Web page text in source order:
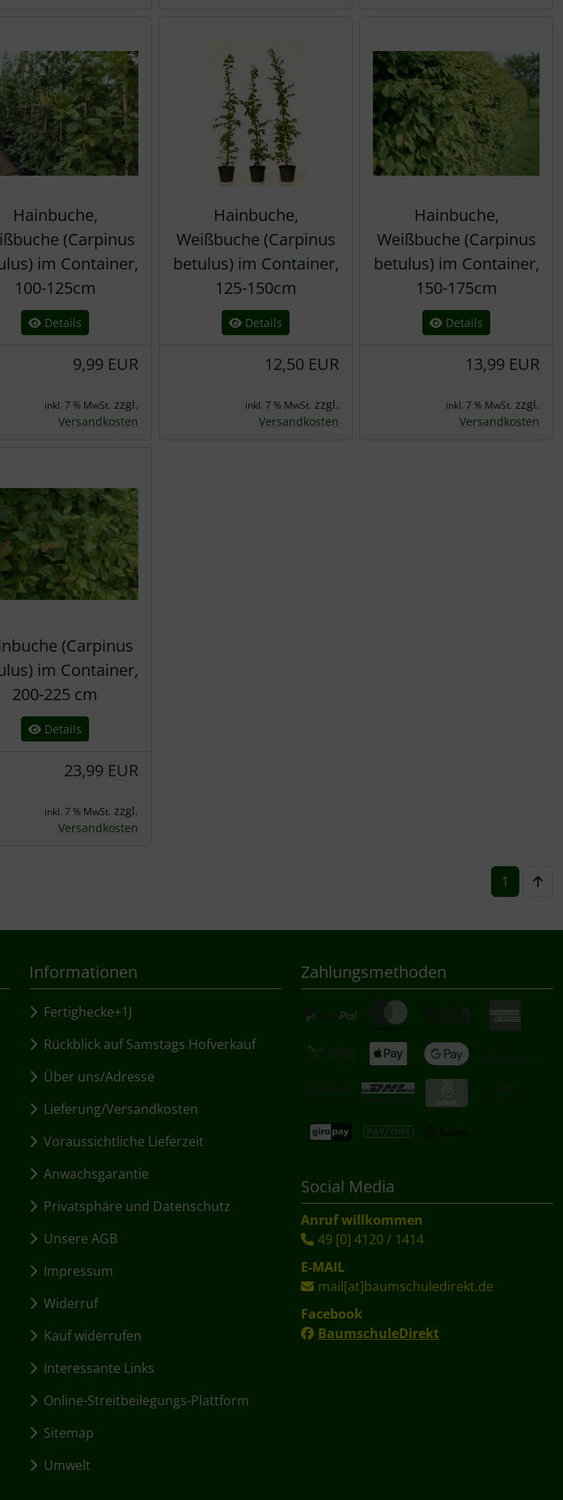
Hainbuche,
(Carpinus
im Container,
100-125cm
Details
9,99 EUR
inkl. 7 % MwSt. zzgl.
Versandkosten
Hainbuche,
Weißbuche (Carpinus
betulus) im Container,
125-150cm
Details
12,50 EUR
inkl. 7 % MwSt. zzgl.
Versandkosten
Hainbuche,
Weißbuche (Carpinus
betulus) im Container,
150-175cm
Details
13,99 EUR
inkl. 7 % MwSt. zzgl.
Versandkosten
(Carpinus
im Container,
200-225 cm
Details
23,99 EUR
inkl. 7 % MwSt. zzgl.
Versandkosten
1
Informationen
Fertighecke+1J
Rückblick auf Samstags Hofverkauf
Über uns/Adresse
Lieferung/Versandkosten
Voraussichtliche Lieferzeit
Anwachsgarantie
Privatsphäre und Datenschutz
Unsere AGB
Impressum
Widerruf
Kauf widerrufen
Interessante Links
Online-Streitbeilegungs-Plattform
Sitemap
Umwelt
Zahlungsmethoden
Social Media
Anruf willkommen
49 [0] 4120 / 1414
E-MAIL
mail[at]baumschuledirekt.de
Facebook
BaumschuleDirekt